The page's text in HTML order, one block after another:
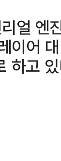
얼 엔
이어
하고